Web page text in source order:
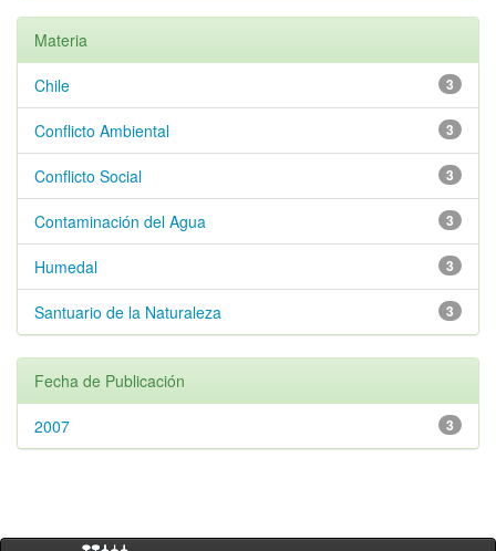
Materia
3
Chile
3
Conflicto Ambiental
3
Conflicto Social
3
Contaminación del Agua
3
Humedal
3
Santuario de la Naturaleza
Fecha de Publicación
3
2007